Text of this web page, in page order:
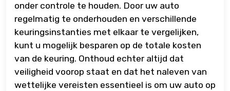
onder controle te houden. Door uw auto
regelmatig te onderhouden en verschillende
keuringsinstanties met elkaar te vergelijken,
kunt u mogelijk besparen op de totale kosten
van de keuring. Onthoud echter altijd dat
veiligheid voorop staat en dat het naleven van
wettelijke vereisten essentieel is om uw auto op